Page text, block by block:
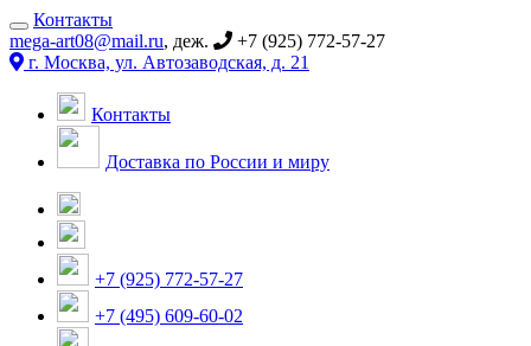
Контакты
mega-art08@mail.ru, деж.
+7 (925) 772-57-27
г. Москва, ул. Автозаводская, д. 21
Контакты
Доставка по России и миру
+7 (925) 772-57-27
+7 (495) 609-60-02